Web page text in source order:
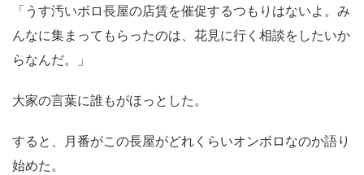
「うす汚いボロ長屋の店賃を催促するつもりはないよ。み
んなに集まってもらったのは、花見に行く相談をしたいか
らなんだ。」
大家の言葉に誰もがほっとした。
すると、月番がこの長屋がどれくらいオンボロなのか語り
始めた。